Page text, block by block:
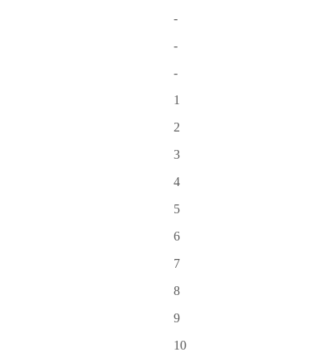
-
-
-
1
2
3
4
5
6
7
8
9
10